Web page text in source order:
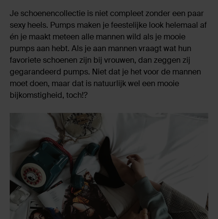
Je schoenencollectie is niet compleet zonder een paar
sexy heels. Pumps maken je feestelijke look helemaal af
én je maakt meteen alle mannen wild als je mooie
pumps aan hebt. Als je aan mannen vraagt wat hun
favoriete schoenen zijn bij vrouwen, dan zeggen zij
gegarandeerd pumps. Niet dat je het voor de mannen
moet doen, maar dat is natuurlijk wel een mooie
bijkomstigheid, toch!?